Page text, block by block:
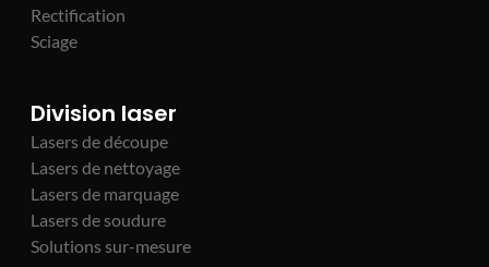
Rectification
Sciage
Division laser
Lasers de découpe
Lasers de nettoyage
Lasers de marquage
Lasers de soudure
Solutions sur-mesure